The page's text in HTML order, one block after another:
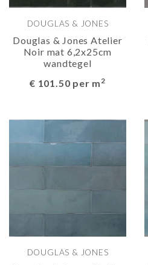
DOUGLAS & JONES
Douglas & Jones Atelier
Noir mat 6,2x25cm
wandtegel
€ 101.50 per m2
DOUGLAS & JONES